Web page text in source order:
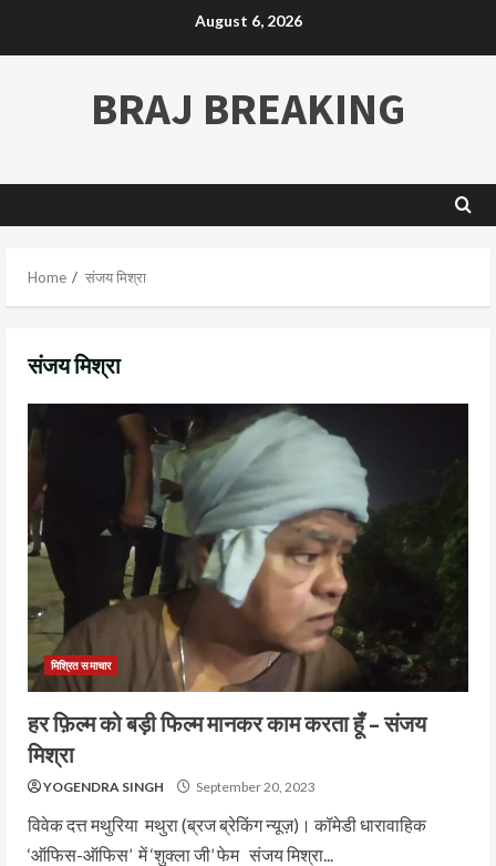
August 6, 2026
BRAJ BREAKING
Home संजय मिश्रा
संजय मिश्रा
मिश्रित समाचार
हर फ़िल्म को बड़ी फिल्म मानकर काम करता हूँ – संजय
मिश्रा
YOGENDRA SINGH September 20, 2023
विवेक दत्त मथुरिया मथुरा (ब्रज ब्रेकिंग न्यूज़)। कॉमेडी धारावाहिक
‘ऑफिस-ऑफिस’ में ‘शुक्ला जी’ फेम संजय मिश्रा...